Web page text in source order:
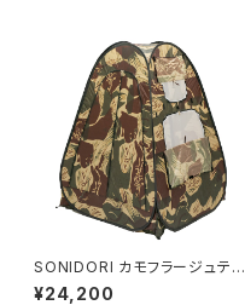
SONIDORI カモフラージュテン
ト
¥24,200